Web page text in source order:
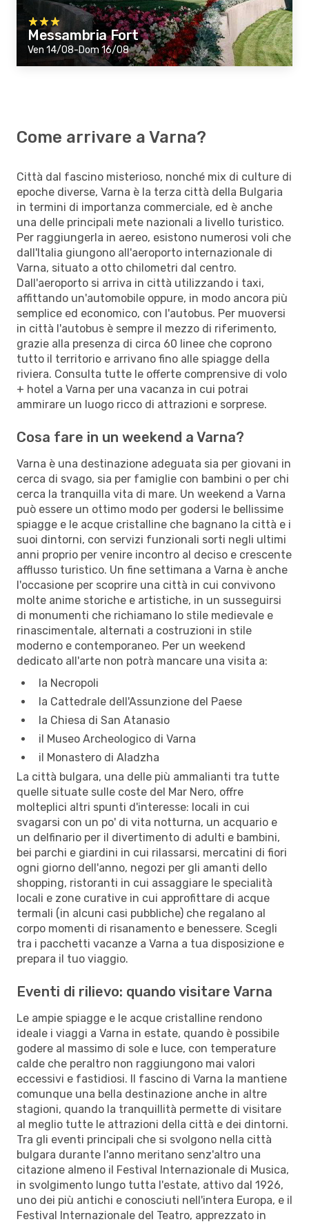
Messambria Fort
Ven 14/08-Dom 16/08
Come arrivare a Varna?
Città dal fascino misterioso, nonché mix di culture di
epoche diverse, Varna è la terza città della Bulgaria
in termini di importanza commerciale, ed è anche
una delle principali mete nazionali a livello turistico.
Per raggiungerla in aereo, esistono numerosi voli che
dall'Italia giungono all'aeroporto internazionale di
Varna, situato a otto chilometri dal centro.
Dall'aeroporto si arriva in città utilizzando i taxi,
affittando un'automobile oppure, in modo ancora più
semplice ed economico, con l'autobus. Per muoversi
in città l'autobus è sempre il mezzo di riferimento,
grazie alla presenza di circa 60 linee che coprono
tutto il territorio e arrivano fino alle spiagge della
riviera. Consulta tutte le offerte comprensive di volo
+ hotel a Varna per una vacanza in cui potrai
ammirare un luogo ricco di attrazioni e sorprese.
Cosa fare in un weekend a Varna?
Varna è una destinazione adeguata sia per giovani in
cerca di svago, sia per famiglie con bambini o per chi
cerca la tranquilla vita di mare. Un weekend a Varna
può essere un ottimo modo per godersi le bellissime
spiagge e le acque cristalline che bagnano la città e i
suoi dintorni, con servizi funzionali sorti negli ultimi
anni proprio per venire incontro al deciso e crescente
afflusso turistico. Un fine settimana a Varna è anche
l'occasione per scoprire una città in cui convivono
molte anime storiche e artistiche, in un susseguirsi
di monumenti che richiamano lo stile medievale e
rinascimentale, alternati a costruzioni in stile
moderno e contemporaneo. Per un weekend
dedicato all'arte non potrà mancare una visita a:
la Necropoli
la Cattedrale dell'Assunzione del Paese
la Chiesa di San Atanasio
il Museo Archeologico di Varna
il Monastero di Aladzha
La città bulgara, una delle più ammalianti tra tutte
quelle situate sulle coste del Mar Nero, offre
molteplici altri spunti d'interesse: locali in cui
svagarsi con un po' di vita notturna, un acquario e
un delfinario per il divertimento di adulti e bambini,
bei parchi e giardini in cui rilassarsi, mercatini di fiori
ogni giorno dell'anno, negozi per gli amanti dello
shopping, ristoranti in cui assaggiare le specialità
locali e zone curative in cui approfittare di acque
termali (in alcuni casi pubbliche) che regalano al
corpo momenti di risanamento e benessere. Scegli
tra i pacchetti vacanze a Varna a tua disposizione e
prepara il tuo viaggio.
Eventi di rilievo: quando visitare Varna
Le ampie spiagge e le acque cristalline rendono
ideale i viaggi a Varna in estate, quando è possibile
godere al massimo di sole e luce, con temperature
calde che peraltro non raggiungono mai valori
eccessivi e fastidiosi. Il fascino di Varna la mantiene
comunque una bella destinazione anche in altre
stagioni, quando la tranquillità permette di visitare
al meglio tutte le attrazioni della città e dei dintorni.
Tra gli eventi principali che si svolgono nella città
bulgara durante l'anno meritano senz'altro una
citazione almeno il Festival Internazionale di Musica,
in svolgimento lungo tutta l'estate, attivo dal 1926,
uno dei più antichi e conosciuti nell'intera Europa, e il
Festival Internazionale del Teatro, apprezzato in